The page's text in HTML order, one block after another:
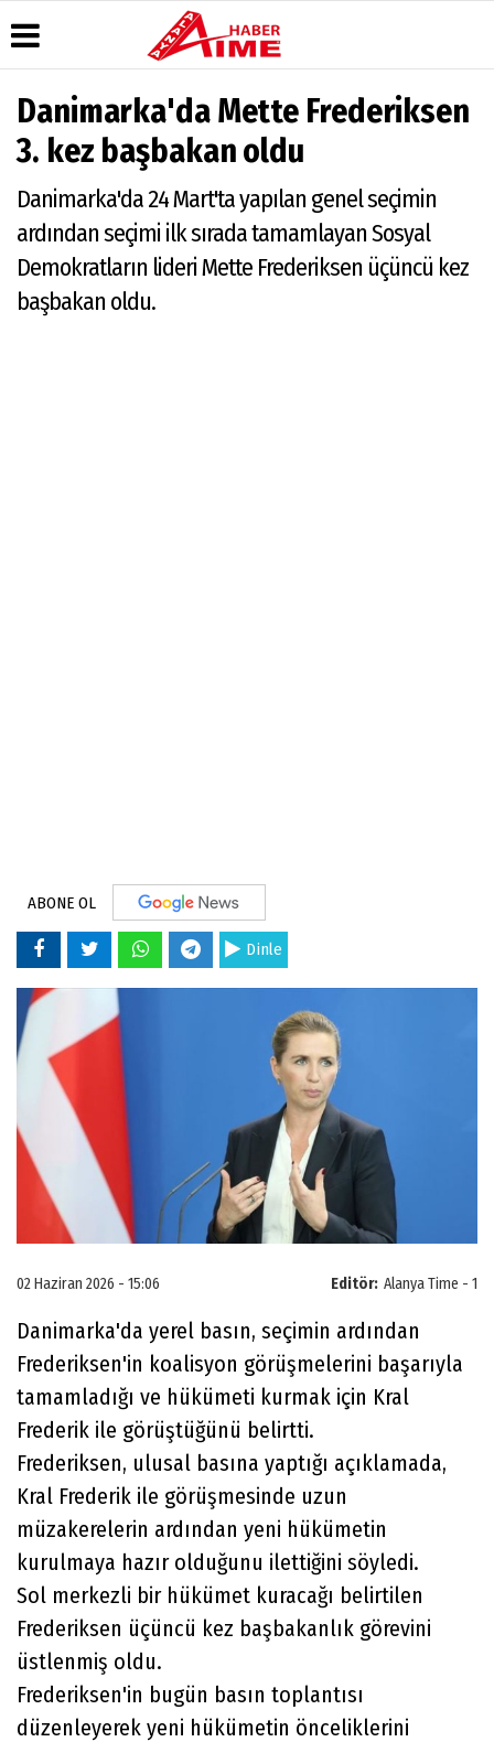
Üye Paneli
Haber
Arşivi
Arşivi
Günün
Haberleri
Hava
Durumu
Manşetleri
Anketler
Biyografiler
Köşe
Yazarları
Video
Galeri
Foto
Galeri
Moovit
Alanya-
Gazipaşa
& Antalya
Canlı Uçak
Danimarka'da Mette Frederiksen
3. kez başbakan oldu
Danimarka'da 24 Mart'ta yapılan genel seçimin
ardından seçimi ilk sırada tamamlayan Sosyal
Demokratların lideri Mette Frederiksen üçüncü kez
başbakan oldu.
ABONE OL
Dinle
Editör: Alanya Time - 1
02 Haziran 2026 - 15:06
Danimarka'da yerel basın, seçimin ardından
Frederiksen'in koalisyon görüşmelerini başarıyla
tamamladığı ve hükümeti kurmak için Kral
Frederik ile görüştüğünü belirtti.
Frederiksen, ulusal basına yaptığı açıklamada,
Kral Frederik ile görüşmesinde uzun
müzakerelerin ardından yeni hükümetin
kurulmaya hazır olduğunu ilettiğini söyledi.
Sol merkezli bir hükümet kuracağı belirtilen
Frederiksen üçüncü kez başbakanlık görevini
üstlenmiş oldu.
Frederiksen'in bugün basın toplantısı
düzenleyerek yeni hükümetin önceliklerini